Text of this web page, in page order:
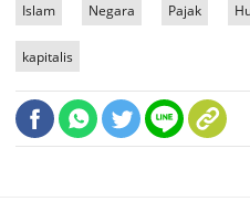
Islam Negara Pajak
kapitalis